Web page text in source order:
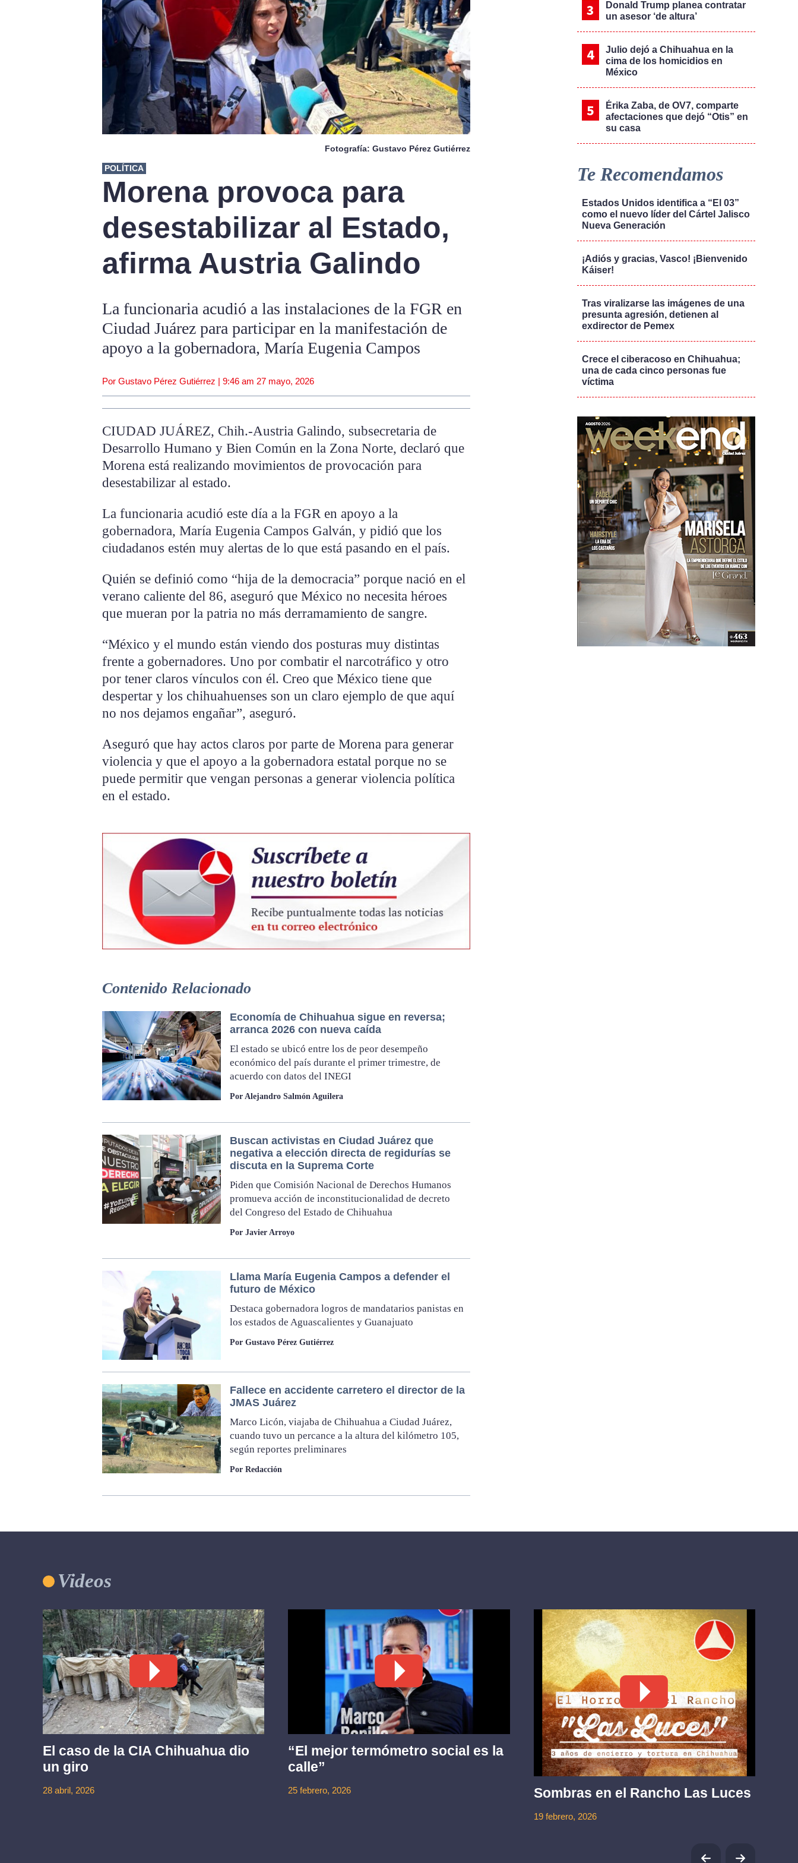
Fotografía: Gustavo Pérez Gutiérrez
POLÍTICA
Morena provoca para
desestabilizar al Estado,
afirma Austria Galindo
La funcionaria acudió a las instalaciones de la FGR en
Ciudad Juárez para participar en la manifestación de
apoyo a la gobernadora, María Eugenia Campos
Por Gustavo Pérez Gutiérrez | 9:46 am 27 mayo, 2026
CIUDAD JUÁREZ, Chih.-Austria Galindo, subsecretaria de
Desarrollo Humano y Bien Común en la Zona Norte, declaró que
Morena está realizando movimientos de provocación para
desestabilizar al estado.
La funcionaria acudió este día a la FGR en apoyo a la
gobernadora, María Eugenia Campos Galván, y pidió que los
ciudadanos estén muy alertas de lo que está pasando en el país.
Quién se definió como “hija de la democracia” porque nació en el
verano caliente del 86, aseguró que México no necesita héroes
que mueran por la patria no más derramamiento de sangre.
“México y el mundo están viendo dos posturas muy distintas
frente a gobernadores. Uno por combatir el narcotráfico y otro
por tener claros vínculos con él. Creo que México tiene que
despertar y los chihuahuenses son un claro ejemplo de que aquí
no nos dejamos engañar”, aseguró.
Aseguró que hay actos claros por parte de Morena para generar
violencia y que el apoyo a la gobernadora estatal porque no se
puede permitir que vengan personas a generar violencia política
en el estado.
Contenido Relacionado
Economía de Chihuahua sigue en reversa;
arranca 2026 con nueva caída
El estado se ubicó entre los de peor desempeño
económico del país durante el primer trimestre, de
acuerdo con datos del INEGI
Por Alejandro Salmón Aguilera
Buscan activistas en Ciudad Juárez que
negativa a elección directa de regidurías se
discuta en la Suprema Corte
Piden que Comisión Nacional de Derechos Humanos
promueva acción de inconstitucionalidad de decreto
del Congreso del Estado de Chihuahua
Por Javier Arroyo
Llama María Eugenia Campos a defender el
futuro de México
⁠Destaca gobernadora logros de mandatarios panistas en
los estados de Aguascalientes y Guanajuato
Por Gustavo Pérez Gutiérrez
Fallece en accidente carretero el director de la
JMAS Juárez
Marco Licón, viajaba de Chihuahua a Ciudad Juárez,
cuando tuvo un percance a la altura del kilómetro 105,
según reportes preliminares
Por Redacción
Donald Trump planea contratar
un asesor ‘de altura’
Julio dejó a Chihuahua en la
cima de los homicidios en
México
Érika Zaba, de OV7, comparte
afectaciones que dejó “Otis” en
su casa
Te Recomendamos
Estados Unidos identifica a “El 03”
como el nuevo líder del Cártel Jalisco
Nueva Generación
¡Adiós y gracias, Vasco! ¡Bienvenido
Káiser!
Tras viralizarse las imágenes de una
presunta agresión, detienen al
exdirector de Pemex
Crece el ciberacoso en Chihuahua;
una de cada cinco personas fue
víctima
Videos
El caso de la CIA Chihuahua dio
un giro
28 abril, 2026
“El mejor termómetro social es la
calle”
25 febrero, 2026 Sombras en el Rancho Las Luces
19 febrero, 2026